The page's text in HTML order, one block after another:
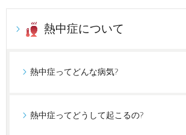
熱中症について
熱中症ってどんな病気?
熱中症ってどうして起こるの?